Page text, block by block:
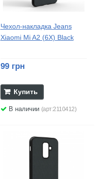
Чехол-накладка Jeans
Xiaomi Mi A2 (6X) Black
99 грн
Купить
В наличии (арт:2110412)